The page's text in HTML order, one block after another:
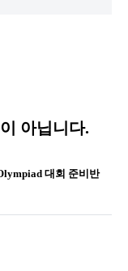
아닙니다.
대회 준비반